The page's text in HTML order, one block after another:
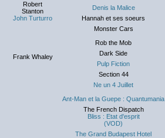
Robert
Stanton
Denis la Malice
John Turturro
Hannah et ses soeurs
Frank Whaley
Monster Cars
Rob the Mob
Dark Side
Pulp Fiction
Section 44
Ne un 4 Juillet
Ant-Man et la Guepe : Quantumania
The French Dispatch
Bliss : Etat d'esprit
(VOD)
The Grand Budapest Hotel